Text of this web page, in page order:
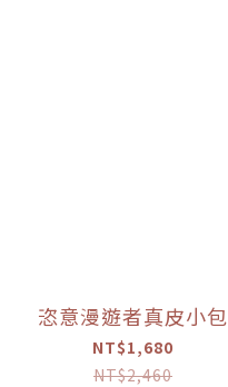
恣意漫遊者真皮小包
NT$1,680
NT$2,460